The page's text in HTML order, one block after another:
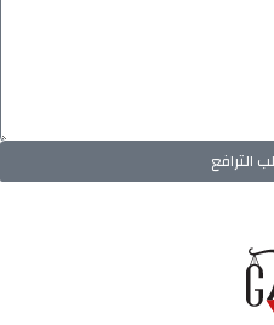
الترافع